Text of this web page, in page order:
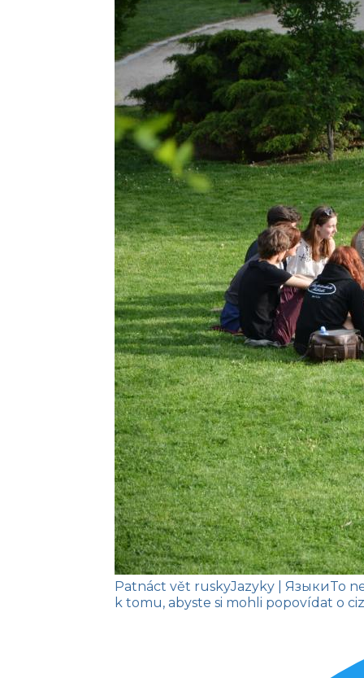
Patnáct vět ruskyJazyky | ЯзыкиTo
k tomu, abyste si mohli popovídat o